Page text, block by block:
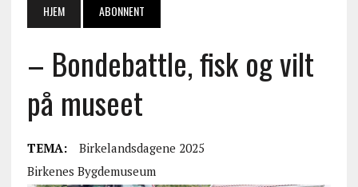
HJEM ABONNENT
– Bondebattle, fisk og vilt
på museet
TEMA:
Birkelandsdagene 2025
Birkenes Bygdemuseum